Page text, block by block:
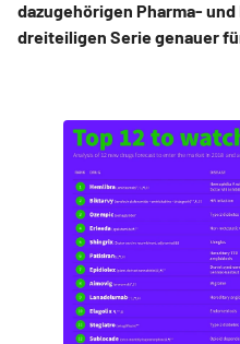
dazugehörigen Pharma-
dreiteiligen Serie genauer